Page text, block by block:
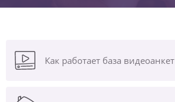
Как работает база видеоанкет